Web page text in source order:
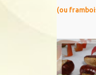
(ou